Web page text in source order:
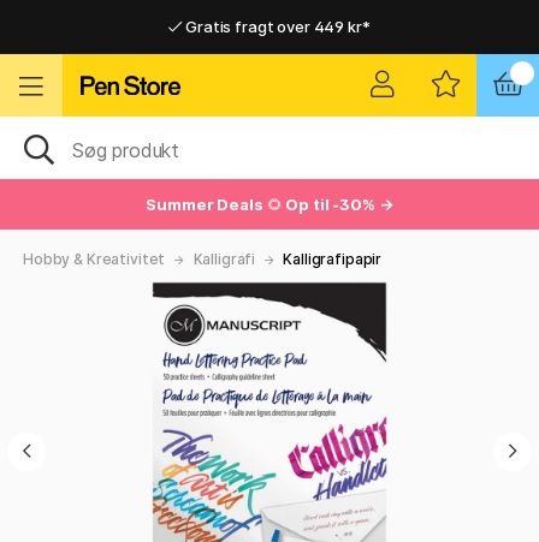
Gratis fragt over 449 kr*
Hurtigt til dør eller pakkeshop
Hurtigt til dør eller pakkeshop
Summer Deals 🌻 Op til -30% →
Hobby & Kreativitet Kalligrafi Kalligrafipapir